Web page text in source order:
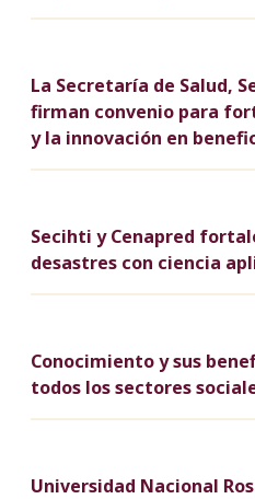
La Secretaría de Salud,
firman convenio para
y la innovación en
Secihti y Cenapred
desastres con ciencia
Conocimiento y sus
todos los sectores
Universidad Nacional